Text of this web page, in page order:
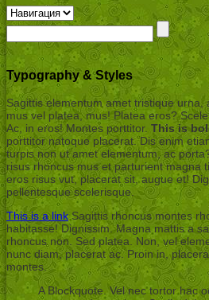
Typography & Styles
Sagittis elementum amet tristique urna,
mus vel platea, mus! Platea eros?
Ac, in eros! Montes porttitor. This is
porttitor natoque placerat. Dis enim
turpis non ut amet elementum, ac
risus rhoncus mus et parturient magna
eros risus vut, placerat sit, augue et!
pellentesque scelerisque.
This is a linkSagittis rhoncus montes
habitasse! Dignissim. Magna mattis a
rhoncus non. Sed platea. Non, vel
nunc diam, placerat ac. Proin in,
montes.
A Blockquote. Vel nec tortor hac